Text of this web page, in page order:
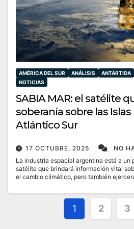
AMÉRICA DEL SUR ANÁLISIS ANTÁRTIDA
NOTICIAS
SABIA MAR: el satélite
soberanía sobre las Islas
Atlántico Sur
17 OCTUBRE, 2025
NO
La industria espacial argentina está a un
satélite que brindará información vital
el cambio climático, pero también
Paginación
de
1 2 3